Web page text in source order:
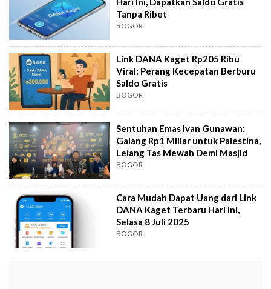
Tanpa Ribet
BOGOR
Link DANA Kaget Rp205 Ribu
Viral: Perang Kecepatan Berburu
Saldo Gratis
BOGOR
Sentuhan Emas Ivan Gunawan:
Galang Rp1 Miliar untuk Palestina,
Lelang Tas Mewah Demi Masjid
BOGOR
Cara Mudah Dapat Uang dari Link
DANA Kaget Terbaru Hari Ini,
Selasa 8 Juli 2025
BOGOR